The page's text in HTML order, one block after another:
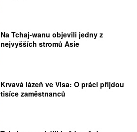
Na Tchaj-wanu objevili jedny z
nejvyšších stromů Asie
Krvavá lázeň ve Visa: O práci přijdou
tisíce zaměstnanců